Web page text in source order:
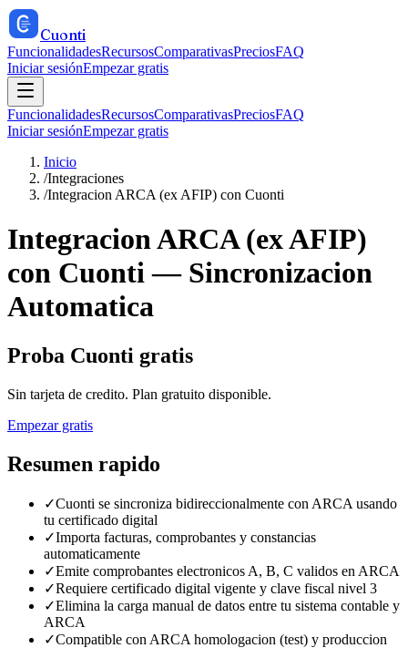
Cuonti
FuncionalidadesRecursosComparativasPreciosFAQ
Iniciar sesiónEmpezar gratis
FuncionalidadesRecursosComparativasPreciosFAQ
Iniciar sesiónEmpezar gratis
Inicio
/Integraciones
/Integracion ARCA (ex AFIP) con Cuonti
Integracion ARCA (ex AFIP)
con Cuonti — Sincronizacion
Automatica
Proba Cuonti gratis
Sin tarjeta de credito. Plan gratuito disponible.
Empezar gratis
Resumen rapido
✓Cuonti se sincroniza bidireccionalmente con ARCA usando
tu certificado digital
✓Importa facturas, comprobantes y constancias
automaticamente
✓Emite comprobantes electronicos A, B, C validos en ARCA
✓Requiere certificado digital vigente y clave fiscal nivel 3
✓Elimina la carga manual de datos entre tu sistema contable y
ARCA
✓Compatible con ARCA homologacion (test) y produccion